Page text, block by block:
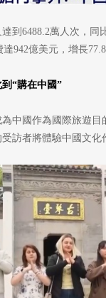
到6488.2萬人次，
942億美元，增長
“購在中國”
中國作為國際旅遊
訪者將體驗中國文化